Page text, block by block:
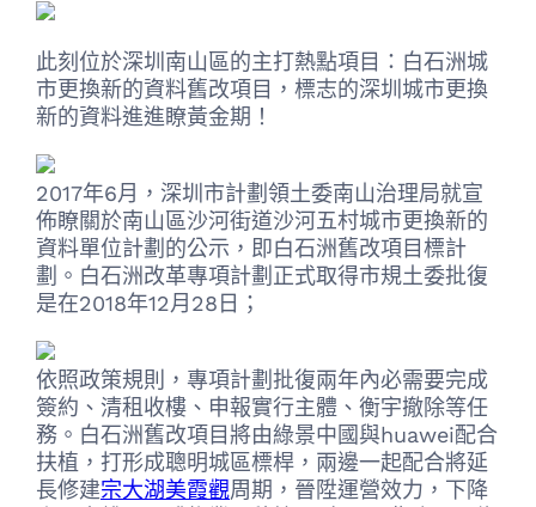
此刻位於深圳南山區的主打熱點項目：白石洲城
市更換新的資料舊改項目，標志的深圳城市更換
新的資料進進瞭黃金期！
2017年6月，深圳市計劃領土委南山治理局就宣
佈瞭關於南山區沙河街道沙河五村城市更換新的
資料單位計劃的公示，即白石洲舊改項目標計
劃。白石洲改革專項計劃正式取得市規土委批復
是在2018年12月28日；
依照政策規則，專項計劃批復兩年內必需要完成
簽約、清租收樓、申報實行主體、衡宇撤除等任
務。白石洲舊改項目將由綠景中國與huawei配合
扶植，打形成聰明城區標桿，兩邊一起配合將延
長修建宗大湖美霞觀周期，晉陞運營效力，下降